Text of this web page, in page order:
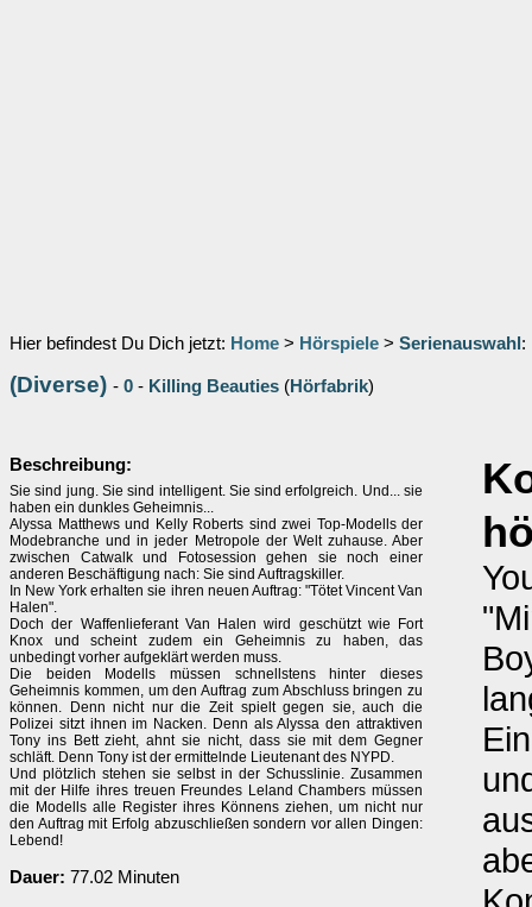
Hier befindest Du Dich jetzt: Home > Hörspiele > Serienauswahl :
(Diverse) - 0 - Killing Beauties (Hörfabrik)
Beschreibung:
Sie sind jung. Sie sind intelligent. Sie sind erfolgreich. Und... sie
haben ein dunkles Geheimnis...
Alyssa Matthews und Kelly Roberts sind zwei Top-Modells der
Modebranche und in jeder Metropole der Welt zuhause. Aber
zwischen Catwalk und Fotosession gehen sie noch einer
anderen Beschäftigung nach: Sie sind Auftragskiller.
In New York erhalten sie ihren neuen Auftrag: "Tötet Vincent Van
Halen".
Doch der Waffenlieferant Van Halen wird geschützt wie Fort
Knox und scheint zudem ein Geheimnis zu haben, das
unbedingt vorher aufgeklärt werden muss.
Die beiden Modells müssen schnellstens hinter dieses
Geheimnis kommen, um den Auftrag zum Abschluss bringen zu
können. Denn nicht nur die Zeit spielt gegen sie, auch die
Polizei sitzt ihnen im Nacken. Denn als Alyssa den attraktiven
Tony ins Bett zieht, ahnt sie nicht, dass sie mit dem Gegner
schläft. Denn Tony ist der ermittelnde Lieutenant des NYPD.
Und plötzlich stehen sie selbst in der Schusslinie. Zusammen
mit der Hilfe ihres treuen Freundes Leland Chambers müssen
die Modells alle Register ihres Könnens ziehen, um nicht nur
den Auftrag mit Erfolg abzuschließen sondern vor allen Dingen:
Lebend!
Dauer: 77.02 Minuten